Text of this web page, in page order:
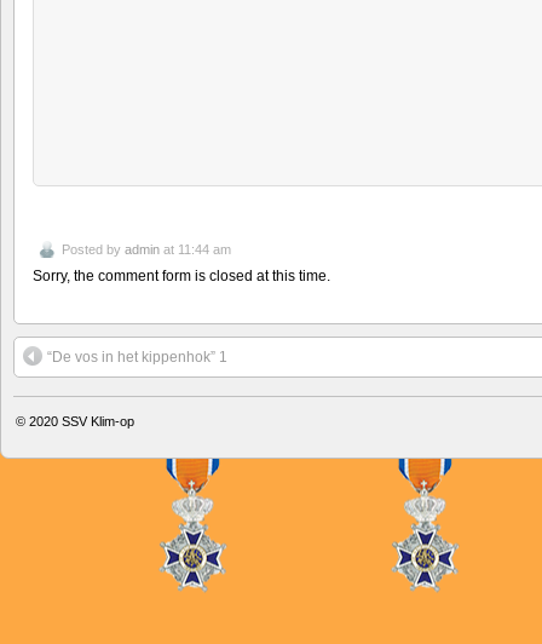
Posted by admin at 11:44 am
Sorry, the comment form is closed at this time.
“De vos in het kippenhok” 1
© 2020 SSV Klim-op